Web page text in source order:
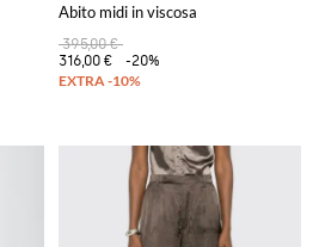
Abito midi in viscosa
395,00 €
316,00 €
-20%